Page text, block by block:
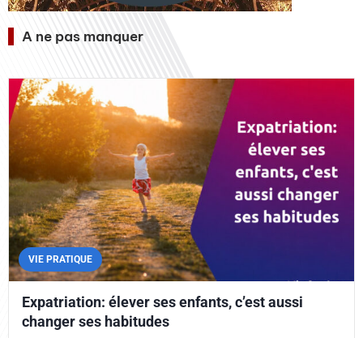
A ne pas manquer
VIE PRATIQUE
Expatriation: élever ses enfants, c’est aussi
changer ses habitudes